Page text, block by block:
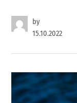
by
15.10.2022